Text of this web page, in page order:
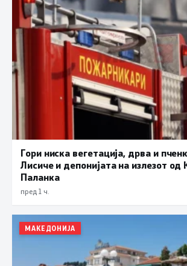
Гори ниска вегетација, дрва и
Лисиче и депонијата на излезот од
Паланка
пред 1 ч.
МАКЕДОНИЈА